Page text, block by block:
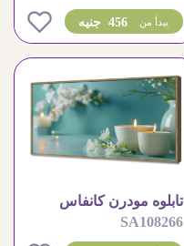
456 جنيه يبدأ من 0
تابلوه مودرن كانفاس
شموع وزهور هادئة
SA108266